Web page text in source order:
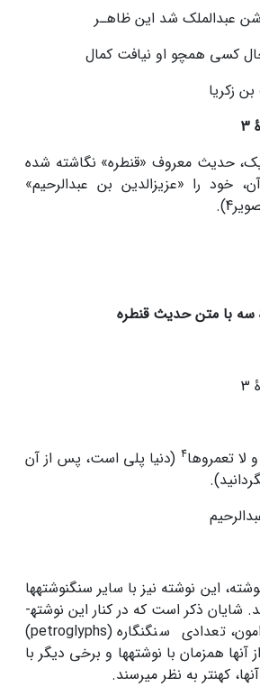
عبدالملک شد این ظاهـر
کسی همچو او نیافت کمال
زکریا
یک، حدیث معروف «قنطره» نگاشته شده
خود را «عزیزالدین بن عبدالرحیم»
لا تعمروها4 (دنیا پلی است، پس از آن
این نوشته نیز با سایر سنگ­نوشته­ها
هم­زمان به نظر می­رسد. شایان ذکر است که در کنار این نوشته­
ها و صخره­های پیرامون، تعدادی سنگ­نگاره (petroglyphs)
آنها هم­زمان با نوشته­ها و برخی دیگر با
کهن­تر به نظر می­رسند.